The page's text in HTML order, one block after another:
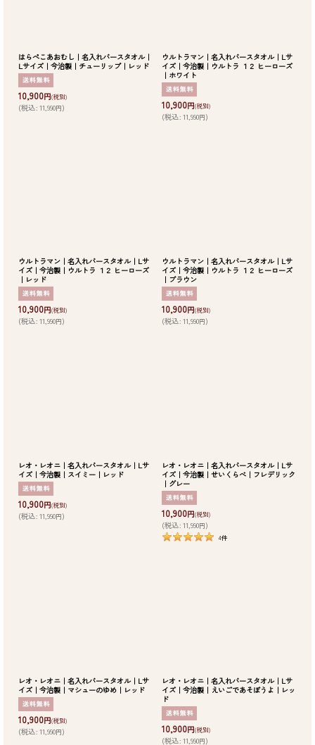
はらぺこあおむし｜名入れバースタオル｜
Lサイズ｜今治製｜チューリップ｜レッド
10,900円(税別)
(税込: 11,990円)
ウルトラマン｜名入れバースタオル｜Lサ
イズ｜今治製｜ウルトラ １２ ヒーローズ
｜ホワイト
10,900円(税別)
(税込: 11,990円)
ウルトラマン｜名入れバースタオル｜Lサ
イズ｜今治製｜ウルトラ １２ ヒーローズ
｜レッド
10,900円(税別)
(税込: 11,990円)
ウルトラマン｜名入れバースタオル｜Lサ
イズ｜今治製｜ウルトラ １２ ヒーローズ
｜ブラウン
10,900円(税別)
(税込: 11,990円)
レオ・レオニ｜名入れバースタオル｜Lサ
イズ｜今治製｜スイミー｜レッド
10,900円(税別)
(税込: 11,990円)
レオ・レオニ｜名入れバースタオル｜Lサ
イズ｜今治製｜せいくらべ｜フレデリック
｜グレー
10,900円(税別)
(税込: 11,990円)
4件
レオ・レオニ｜名入れバースタオル｜Lサ
イズ｜今治製｜マシューのゆめ｜レッド
10,900円(税別)
(税込: 11,990円)
レオ・レオニ｜名入れバースタオル｜Lサ
イズ｜今治製｜えいごであそぼうよ｜レッ
ド
10,900円(税別)
(税込: 11,990円)